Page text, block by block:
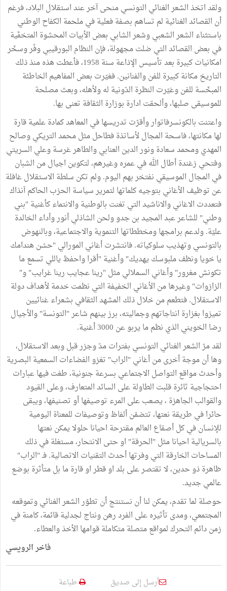
ولقد اتخذ الشعر الغنائي التونسي منحى آخر عند استقلال البلاد، فرغم
أن القصائد الغنائية لم تساهم بصفة فعلية في ملحمة الكفاح الوطني
باستثناء الشعر الشعبي وشعر الشابي بعض الأبيات المحشوة المتخفّية
في بعض القصائد التي ضلت مجهولة، فإن النظام البورقيبي وفّر وسخّر
امكانيات كبيرة بعد تأسيس الإذاعة سنة 1958، فأعطت هذه منذ ذلك
التاريخ مكانة كبيرة للفن والفنانين. فغيّرت بعض المفاهيم الخاطئة
المبخّسة للفن وغيّرت النظرة الدّونية له ولأهله، وبعث مصلحة
للموسيقى صلبها، وألحقت ادارة بوزارة الثقافة تعنى بها.
واعتنت بالكونسرفاتوار وأقرّت تدريسها في المعاهد كمادة علمية قارة
لها مكانتها، فاسحة المجال لأساتذة فطاحل مثل محمد التريكي وصالح
المهدي ومحمد سعادة ونور الدين العنابي والطاهر غرسة وعلي السريتي
وفتحي زغندة أطال الله في عمره وغيرهم، لتكوين اجيال من الشبان
في المجال الموسيقي نفتخر بهم اليوم. ولم تكن سلطة الاستقلال غافلة
عن توظيف الأغاني بتوجيه كلماتها لتمرير سياسة الحزب الحاكم آنذاك
فتعددت الاغاني والاناشيد التي تغنت بالوطنية والانتماء كأغنية "بني
وطني" للشاعر عبد المجيد بن جدو ولحن الشاذلي أنور وأداء الخالدة
عليّة. ولدعم برامجها ومخططاتها التنموية والاجتماعية، وبالنهوض
بالتونسي وتهذيب سلوكياته. فانتشرت أغاني المورالي "حسّن هندامك
يا خويا ونظف ملبوسك يهديك" وأغنية "أقرا واحفظ ياللي تسمع ما
تكونش مغرور" وأغاني السملالي مثل "رينا عجايب رينا غرايب" و"
الزازوات" وغيرها من الأغاني الخفيفة التي نظمت خدمة لأهداف دولة
الاستقلال. فتطعم من خلال ذلك المشهد الثقافي بشعراء غنائيين
تميزوا بغزارة انتاجاتهم وجماليته، برز بينهم شاعر "التونسة" والأجيال
رضا الخويني الذي نظم ما يربو عن 3000 أغنية.
لقد مرّ الشعر الغنائي التونسي بفترات مدّ وجزر قبل وبعد الاستقلال،
وها أن موجة أخرى من أغاني "الراب" تغزو الفضاءات السمعية البصرية
وأحدث مواقع التواصل الاجتماعي بسرعة جنونية، طغت فيها عبارات
احتجاجية ثائرة قلبت الطاولة على السائد المتعارف، وعلى القيود
والقوالب الجاهزة ، يصعب على المرء توصيفها أو تصنيفها، ويبقى
حائرا في طريقة نعتها، تتضمّن ألفاظ وتوصيفات للمعناة اليومية
للإنسان في كل أصقاع العالم مقترحة احيانا حلولا يمكن نعتها
بالسريالية احيانا مثل "الحرقة" او حتى الانتحار، مستغلة في ذلك
المساحات الخارقة التي وفرتها أحدث التقنيات الاتصالية. فـ "الراب"
ظاهرة ذو حدين، لا تقتصر على بلد او قطر او قارة ما بل متأثرة بوضع
عالمي جديد.
حوصلة لما تقدم، يمكن لنا أن نستنتج أن تطوّر الشعر الغنائي وتموقعه
المجتمعي، ومدى تأثيره على الفرد رهن ونتاج لجدلية قائمة، كامنة في
زمن دائم التحرك لمواقع متصلة متكاملة قوامها الأخذ والعطاء.
فاخر الرويسي
أرسل إلى صديق طباعة